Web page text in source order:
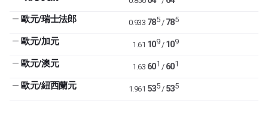
— 歐元/瑞士法郎 0.933 785/ 785
— 歐元/加元 1.61 109/ 109
— 歐元/澳元 1.63 601 / 601
— 歐元/紐西蘭元 1.961 535/ 535